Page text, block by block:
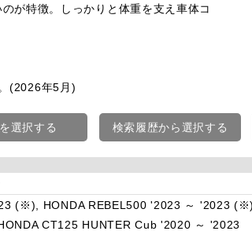
が特徴。しっかりと体重を支え車体コ
(2026年5月)
選択する 検索履歴から選択する
(※), HONDA REBEL500 '2023 ～ '2023
CT125 HUNTER Cub '2020 ～ '2023